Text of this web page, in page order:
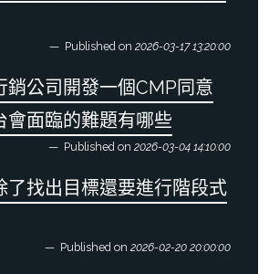
Published on 2026-03-17 13:20:00
銷公司開發一個CMP同意
會面臨的難題有哪些
Published on 2026-03-04 14:10:00
了找出目標還要進行階段式
Published on 2026-02-20 20:00:00